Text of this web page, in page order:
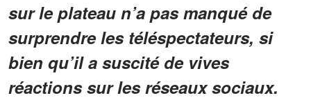
sur le plateau n’a pas manqué de
surprendre les téléspectateurs, si
bien qu’il a suscité de vives
réactions sur les réseaux sociaux.